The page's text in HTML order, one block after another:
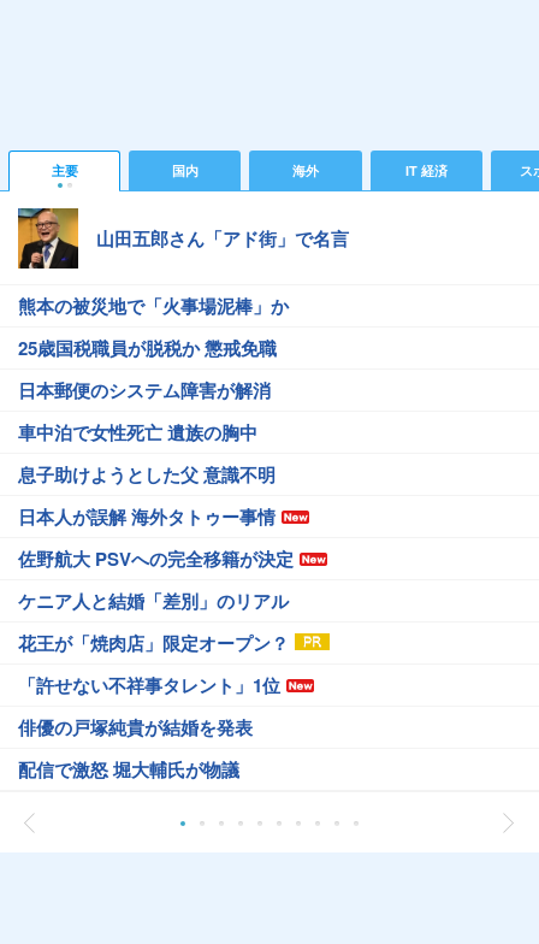
主要 国内 海外 IT 経済 ス
山田五郎さん「アド街」で名言
熊本の被災地で「火事場泥棒」か
25歳国税職員が脱税か 懲戒免職
日本郵便のシステム障害が解消
車中泊で女性死亡 遺族の胸中
息子助けようとした父 意識不明
日本人が誤解 海外タトゥー事情
佐野航大 PSVへの完全移籍が決定
ケニア人と結婚「差別」のリアル
花王が「焼肉店」限定オープン？
「許せない不祥事タレント」1位
俳優の戸塚純貴が結婚を発表
配信で激怒 堀大輔氏が物議